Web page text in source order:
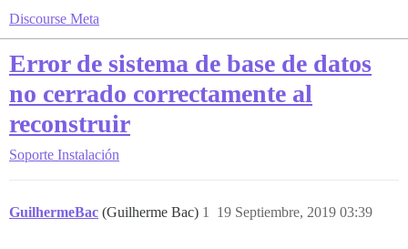
Discourse Meta
Error de sistema de base de datos
no cerrado correctamente al
reconstruir
Soporte Instalación
GuilhermeBac (Guilherme Bac) 19 Septiembre, 2019 03:39
1